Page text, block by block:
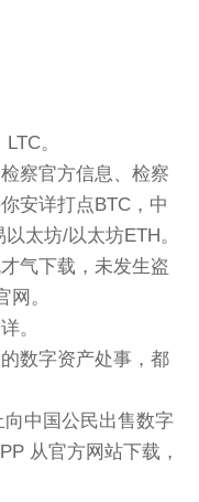
。
察官方信息、检察
安详打点BTC，中
太坊/以太坊ETH。
气下载，未发生盗
。
。
数字资产处事，都
中国公民出售数字
从官方网站下载，